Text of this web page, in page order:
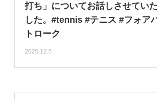
打ち」についてお話しさせてい
した。#tennis #テニス #フォア
トローク
2025.12.5